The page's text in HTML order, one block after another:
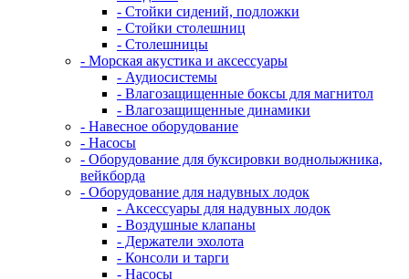
- Стойки сидений, подложки
- Стойки столешниц
- Столешницы
- Морская акустика и аксессуары
- Аудиосистемы
- Влагозащищенные боксы для магнитол
- Влагозащищенные динамики
- Навесное оборудование
- Насосы
- Оборудование для буксировки воднолыжника,
вейкборда
- Оборудование для надувных лодок
- Аксессуары для надувных лодок
- Воздушные клапаны
- Держатели эхолота
- Консоли и тарги
- Насосы